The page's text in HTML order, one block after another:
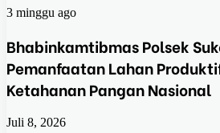
3 minggu ago
Bhabinkamtibmas Polsek
Pemanfaatan Lahan
Ketahanan Pangan Nasional
Juli 8, 2026